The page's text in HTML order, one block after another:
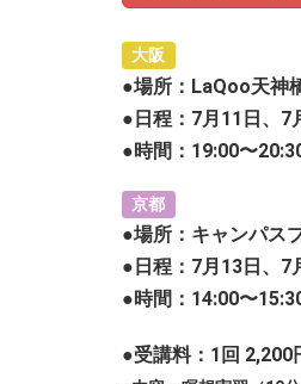
大阪
●場所：LaQoo天神
●日程：7月11日、7
●時間：19:00〜
京都
●場所：キャンパス
●日程：7月13日、7
●時間：14:00〜
●受講料：1回 2,200